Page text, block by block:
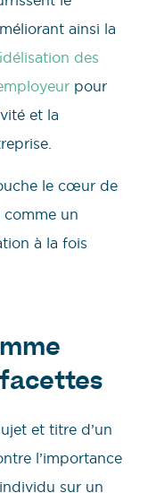
ainsi la
des
pour
et la
le cœur de
comme un
à la fois
et titre d’un
l’importance
sur un